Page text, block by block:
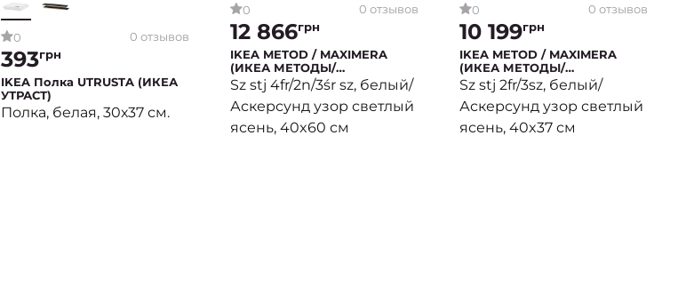
0 0 отзывов
393грн
IKEA Полка UTRUSTA (ИКЕА
УТРАСТ)
Полка, белая, 30х37 см.
0 0 отзывов
12 866грн
IKEA METOD / MAXIMERA
(ИКЕА МЕТОДЫ/
МАКСИМЕРА)
Sz stj 4fr/2n/3śr sz, белый/
Аскерсунд узор светлый
ясень, 40x60 см
0 0 отзывов
10 199грн
IKEA METOD / MAXIMERA
(ИКЕА МЕТОДЫ/
МАКСИМЕРА)
Sz stj 2fr/3sz, белый/
Аскерсунд узор светлый
ясень, 40x37 см